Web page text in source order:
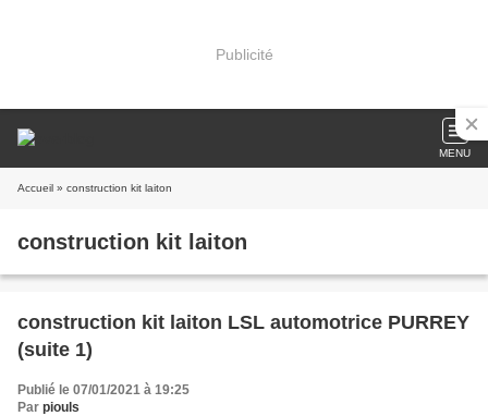
Publicité
MENU
Accueil » construction kit laiton
construction kit laiton
construction kit laiton LSL automotrice PURREY
(suite 1)
Publié le 07/01/2021 à 19:25
Par piouls